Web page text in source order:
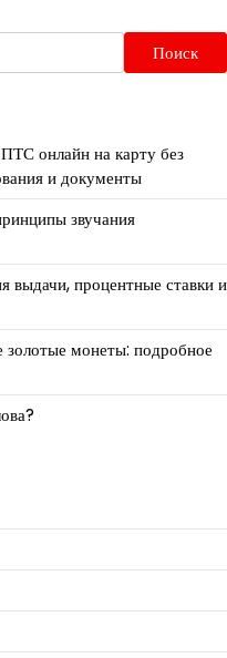
Поиск
онлайн на карту без
и документы
звучания
выдачи, процентные ставки и
золотые монеты: подробное